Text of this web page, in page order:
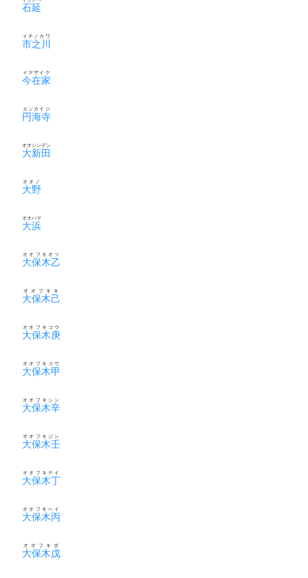
石延
市之川
イチノカワ
今在家
イマザイケ
円海寺
エンカイジ
大新田
オオシンデン
大野
オオノ
大浜
オオハマ
大保木乙
オオフキオツ
大保木己
オオフキキ
大保木庚
オオフキコウ
大保木甲
オオフキコウ
大保木辛
オオフキシン
大保木壬
オオフキジン
大保木丁
オオフキテイ
大保木丙
オオフキヘイ
大保木戊
オオフキボ